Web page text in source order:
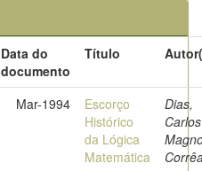
Data do
documento
Título
Mar-1994
Escorço
Histórico
da Lógica
Matemática
Dias,
Carlos